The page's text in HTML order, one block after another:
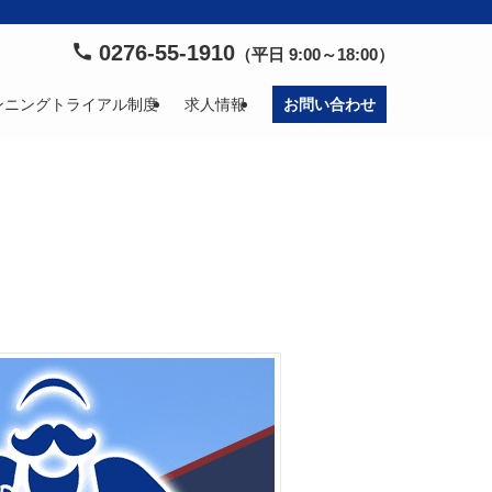
ニングトライアル制度 求人情報 お問い合わせ
0276-55-1910 （平日 9:00～18:00）